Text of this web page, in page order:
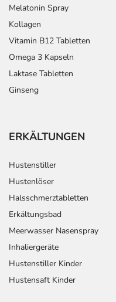
Melatonin Spray
Kollagen
Vitamin B12 Tabletten
Omega 3 Kapseln
Laktase Tabletten
Ginseng
ERKÄLTUNGEN
Hustenstiller
Hustenlöser
Halsschmerztabletten
Erkältungsbad
Meerwasser Nasenspray
Inhaliergeräte
Hustenstiller Kinder
Hustensaft Kinder